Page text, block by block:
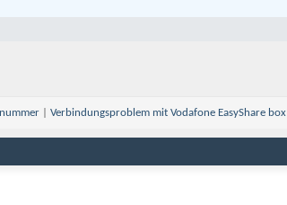
| Verbindungsproblem mit Vodafone EasyShare box